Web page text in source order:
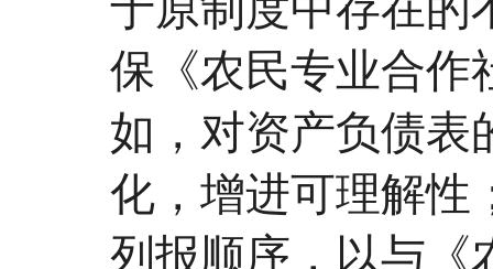
保《农民专业合作
如，对资产负债表
化，增进可理解性
列报顺序，以与《